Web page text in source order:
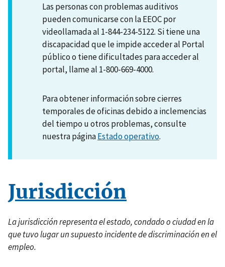
Las personas con problemas auditivos
pueden comunicarse con la EEOC por
videollamada al 1-844-234-5122. Si tiene una
discapacidad que le impide acceder al Portal
público o tiene dificultades para acceder al
portal, llame al 1-800-669-4000.
Para obtener información sobre cierres
temporales de oficinas debido a inclemencias
del tiempo u otros problemas, consulte
nuestra páginaEstado operativo.
Jurisdicción
La jurisdicción representa el estado, condado o ciudad en la
que tuvo lugar un supuesto incidente de discriminación en el
empleo.